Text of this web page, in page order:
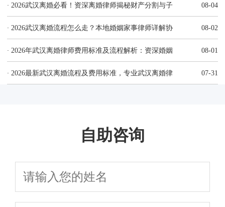
· 2026武汉离婚必看！资深离婚律师揭秘财产分割与子 08-04
· 2026武汉离婚流程怎么走？本地婚姻家事律师详解协 08-02
· 2026年武汉离婚律师费用标准及流程解析：资深婚姻 08-01
· 2026最新武汉离婚流程及费用标准，专业武汉离婚律 07-31
自助咨询